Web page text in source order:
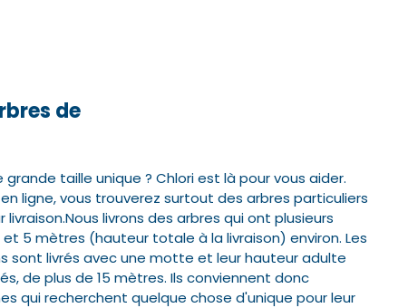
de
taille unique ? Chlori est là pour vous aider.
ligne, vous trouverez surtout des arbres particuliers
livraison.Nous livrons des arbres qui ont plusieurs
5 mètres (hauteur totale à la livraison) environ. Les
sont livrés avec une motte et leur hauteur adulte
de plus de 15 mètres. Ils conviennent donc
qui recherchent quelque chose d'unique pour leur